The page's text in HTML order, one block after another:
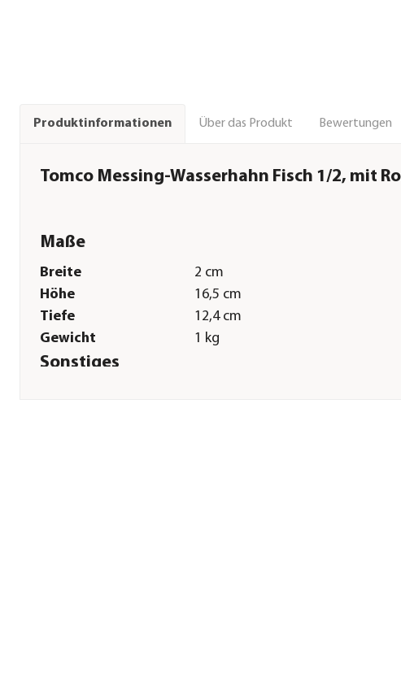
Produktinformationen Über das Produkt Bewertungen
Tomco Messing-Wasserhahn Fisch 1/2, mit
Maße
Breite
2 cm
Höhe
16,5 cm
Tiefe
12,4 cm
Gewicht
1 kg
Sonstiges